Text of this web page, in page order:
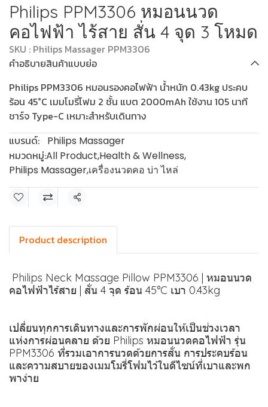
Philips PPM3306 หมอนนวด
คอไฟฟ้า ไร้สาย สั่น 4 จุด 3 โหมด
SKU : Philips Massager PPM3306
คำอธิบายสินค้าแบบย่อ
Philips PPM3306 หมอนรองคอไฟฟ้า น้ำหนัก 0.43kg ประคบ
ร้อน 45°C เมมโมรี่โฟม 2 ชั้น แบต 2000mAh ใช้งาน 105 นาที
ชาร์จ Type-C เหมาะสำหรับเดินทาง
แบรนด์:
Philips Massager
หมวดหมู่:All Product,Health & Wellness,
Philips Massager,เครื่องนวดคอ บ่า ไหล่
แชร์
Product description
️ Philips Neck Massage Pillow PPM3306 | หมอนนวด
คอไฟฟ้าไร้สาย | สั่น 4 จุด ร้อน 45°C เบา 0.43kg
เปลี่ยนทุกการเดินทางและการพักผ่อนให้เป็นช่วงเวลา
แห่งการผ่อนคลาย ด้วย Philips หมอนนวดคอไฟฟ้า รุ่น
PPM3306 ที่รวมเอาการนวดด้วยการสั่น การประคบร้อน
และความสบายของเมมโมรี่โฟมไว้ในดีไซน์ที่เบาและพก
พาง่าย